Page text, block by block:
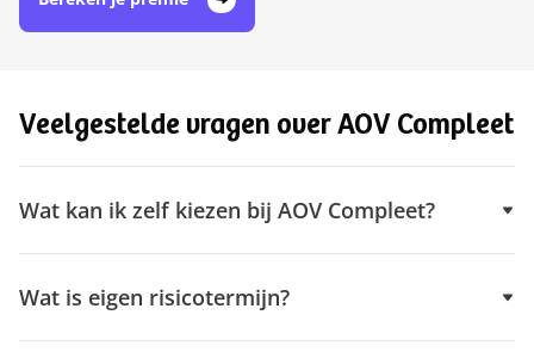
Veelgestelde vragen over AOV Compleet
Wat kan ik zelf kiezen bij AOV Compleet?
Wat is eigen risicotermijn?